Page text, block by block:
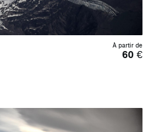
À partir de
60€